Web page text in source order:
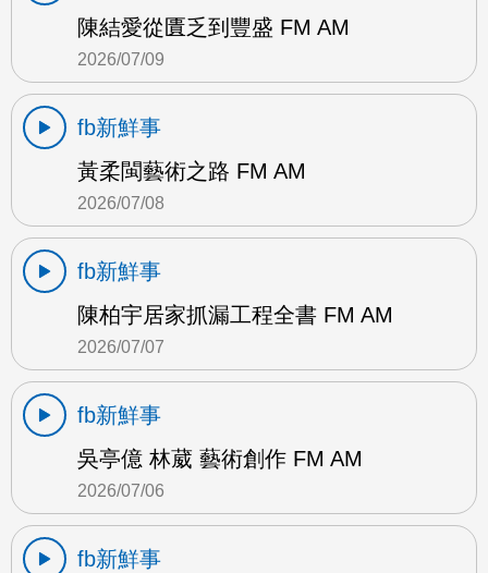
陳結愛從匱乏到豐盛 FM AM
2026/07/09
fb新鮮事
黃柔閩藝術之路 FM AM
2026/07/08
fb新鮮事
陳柏宇居家抓漏工程全書 FM AM
2026/07/07
fb新鮮事
吳亭億 林葳 藝術創作 FM AM
2026/07/06
fb新鮮事